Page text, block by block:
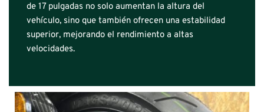
de 17 pulgadas no solo aumentan la altura del
vehículo, sino que también ofrecen una estabilidad
superior, mejorando el rendimiento a altas
velocidades.